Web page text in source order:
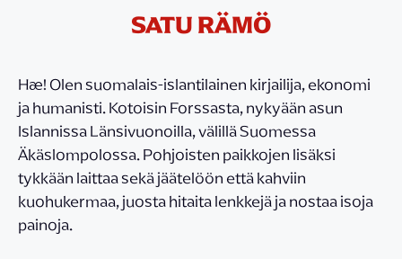
SATU RÄMÖ
Hæ! Olen suomalais-islantilainen kirjailija, ekonomi
ja humanisti. Kotoisin Forssasta, nykyään asun
Islannissa Länsivuonoilla, välillä Suomessa
Äkäslompolossa. Pohjoisten paikkojen lisäksi
tykkään laittaa sekä jäätelöön että kahviin
kuohukermaa, juosta hitaita lenkkejä ja nostaa isoja
painoja.